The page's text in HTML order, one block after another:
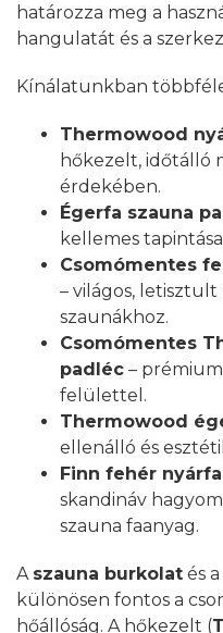
határozza meg a
hangulatát és a
Kínálatunkban
Thermowood
hőkezelt, időtálló
érdekében.
Égerfa szauna
kellemes
Csomómentes
– világos,
szaunákhoz.
Csomómentes
padléc –
felülettel.
Thermowood
ellenálló és
Finn fehér
skandináv
szauna faanyag.
A szauna burkolat és a
különösen fontos a
hőállóság. A hőkezelt (